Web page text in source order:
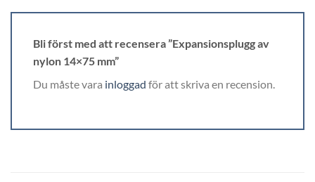
Bli först med att recensera ”Expansionsplugg av
nylon 14×75 mm”
Du måste vara inloggad för att skriva en recension.